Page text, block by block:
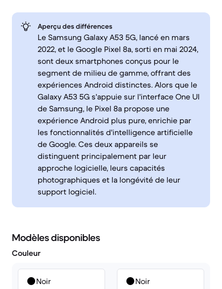
Aperçu des différences
Le Samsung Galaxy A53 5G, lancé en mars
2022, et le Google Pixel 8a, sorti en mai 2024,
sont deux smartphones conçus pour le
segment de milieu de gamme, offrant des
expériences Android distinctes. Alors que le
Galaxy A53 5G s'appuie sur l'interface One UI
de Samsung, le Pixel 8a propose une
expérience Android plus pure, enrichie par
les fonctionnalités d'intelligence artificielle
de Google. Ces deux appareils se
distinguent principalement par leur
approche logicielle, leurs capacités
photographiques et la longévité de leur
support logiciel.
Modèles disponibles
Couleur
Noir Noir